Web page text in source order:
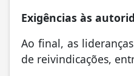
Exigências às
Ao final, as
de reivindicações,